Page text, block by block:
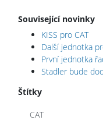
Související novinky
KISS pro CAT
Další jednotka
První jednotka
Stadler bude
Štítky
CAT